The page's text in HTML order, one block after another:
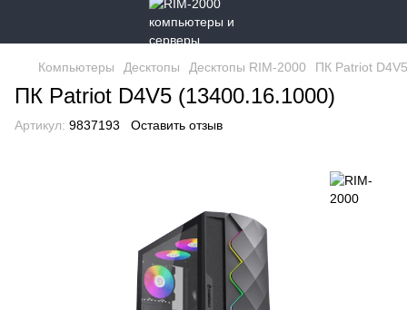
Компьютеры Десктопы Десктопы RIM-2000 ПК Patriot
ПК Patriot D4V5 (13400.16.1000)
Артикул: 9837193 Оставить отзыв